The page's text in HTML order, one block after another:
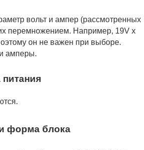
вольт и ампер (рассмотренных
перемножением. Например, 19V x
он не важен при выборе.
амперы.
форма блока